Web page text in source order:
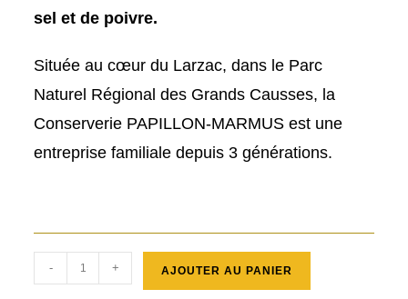
sel et de poivre.
Située au cœur du Larzac, dans le Parc
Naturel Régional des Grands Causses, la
Conserverie PAPILLON-MARMUS est une
entreprise familiale depuis 3 générations.
de
- + AJOUTER AU PANIER